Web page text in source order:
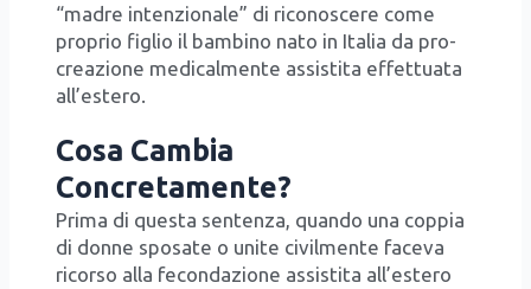
“madre inten­zio­na­le” di rico­no­sce­re come
pro­prio figlio il bam­bi­no nato in Ita­lia da pro­
crea­zio­ne medi­cal­men­te assi­sti­ta effet­tua­ta
all’e­ste­ro.
Cosa Cambia
Concretamente?
Pri­ma di que­sta sen­ten­za, quan­do una cop­pia
di don­ne spo­sa­te o uni­te civil­men­te face­va
ricor­so alla fecon­da­zio­ne assi­sti­ta all’e­ste­ro